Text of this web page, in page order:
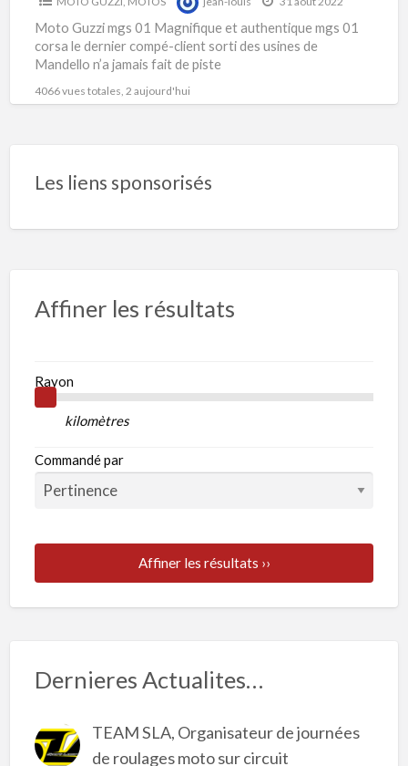
Moto Guzzi mgs 01 Magnifique et authentique mgs 01
corsa le dernier compé-client sorti des usines de
Mandello n’a jamais fait de piste
4066 vues totales, 2 aujourd'hui
Les liens sponsorisés
Affiner les résultats
Rayon
kilomètres
Commandé par
Affiner les résultats ››
Dernieres Actualites…
TEAM SLA, Organisateur de journées
de roulages moto sur circuit